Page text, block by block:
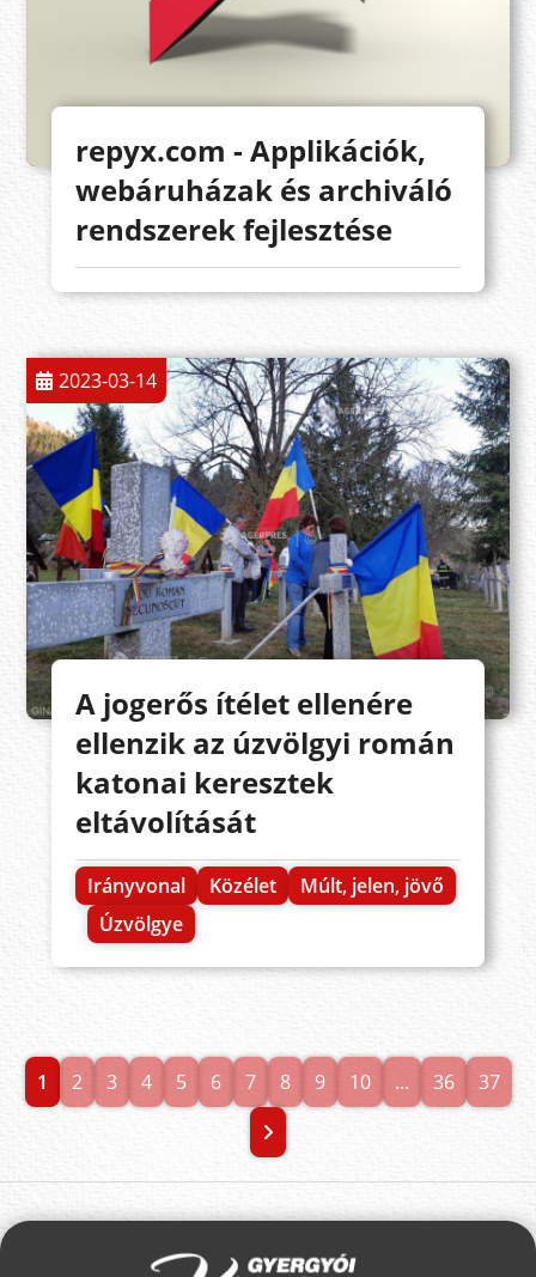
repyx.com - Applikációk,
webáruházak és archiváló
rendszerek fejlesztése
2023-03-14
A jogerős ítélet ellenére
ellenzik az úzvölgyi román
katonai keresztek
eltávolítását
Irányvonal Közélet
Múlt, jelen, jövő
Úzvölgye
1 2 3 4 5 6 7 8 9 10 ... 36 37